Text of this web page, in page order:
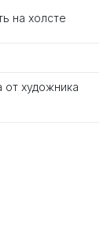
на холсте
от художника